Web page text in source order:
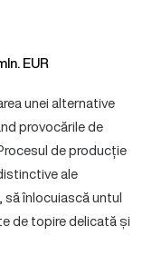
EUR
unei alternative
provocările de
de producție
ale
înlocuiască untul
de topire delicată și